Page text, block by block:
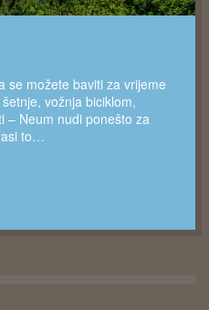
se možete baviti za vrijeme
vožnja biciklom,
– Neum nudi ponešto za
to…